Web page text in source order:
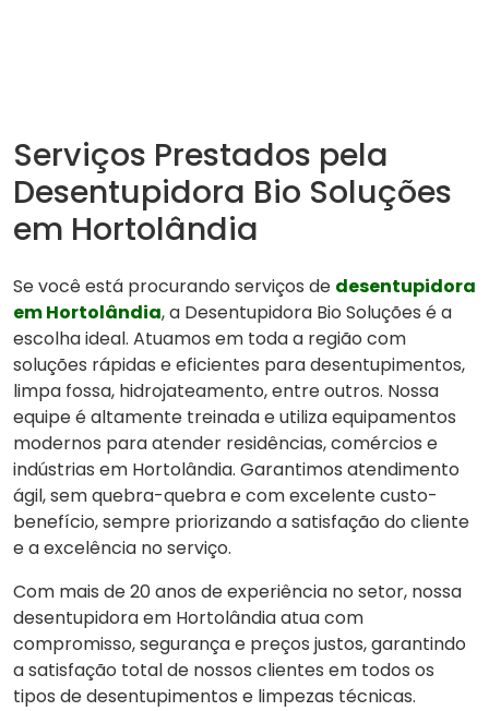
Serviços Prestados pela
Desentupidora Bio Soluções
em Hortolândia
Se você está procurando serviços de desentupidora
em Hortolândia, a Desentupidora Bio Soluções é a
escolha ideal. Atuamos em toda a região com
soluções rápidas e eficientes para desentupimentos,
limpa fossa, hidrojateamento, entre outros. Nossa
equipe é altamente treinada e utiliza equipamentos
modernos para atender residências, comércios e
indústrias em Hortolândia. Garantimos atendimento
ágil, sem quebra-quebra e com excelente custo-
benefício, sempre priorizando a satisfação do cliente
e a excelência no serviço.
Com mais de 20 anos de experiência no setor, nossa
desentupidora em Hortolândia atua com
compromisso, segurança e preços justos, garantindo
a satisfação total de nossos clientes em todos os
tipos de desentupimentos e limpezas técnicas.